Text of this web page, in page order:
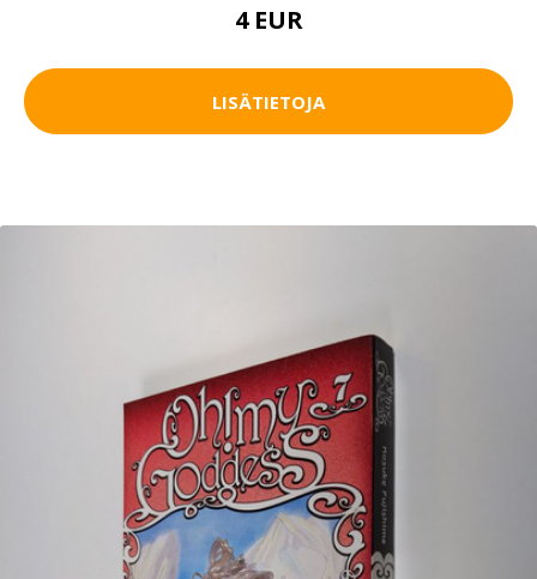
4 EUR
LISÄTIETOJA